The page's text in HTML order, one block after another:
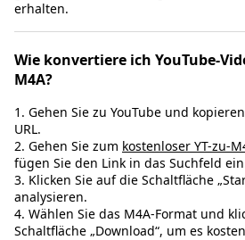
erhalten.
Wie konvertiere ich YouTube-
M4A?
1. Gehen Sie zu YouTube und
URL.
2. Gehen Sie zum kostenloser YT-zu-
fügen Sie den Link in das Suchfeld
3. Klicken Sie auf die Schaltfläche
analysieren.
4. Wählen Sie das M4A-Format und
Schaltfläche „Download“, um es